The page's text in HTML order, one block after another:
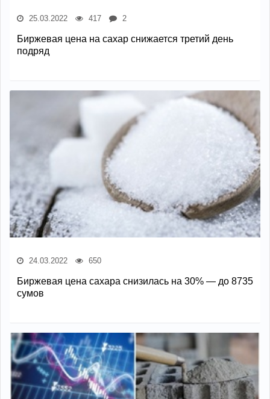
25.03.2022 417 2
Биржевая цена на сахар снижается третий день
подряд
24.03.2022 650
Биржевая цена сахара снизилась на 30% — до 8735
сумов